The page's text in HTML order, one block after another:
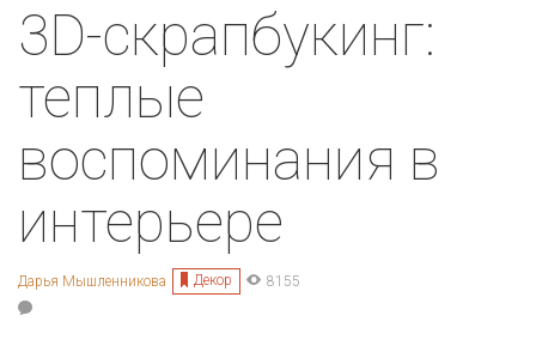
3D-скрапбукинг:
теплые
воспоминания в
интерьере
Дарья Мышленникова Декор 8155